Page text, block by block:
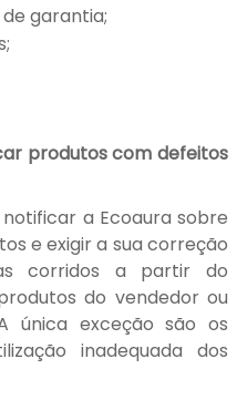
garantia;
produtos com defeitos
a Ecoaura sobre
e exigir a sua correção
corridos a partir do
do vendedor ou
única exceção são os
inadequada dos